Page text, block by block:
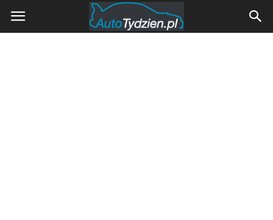
AutoTydzien.pl